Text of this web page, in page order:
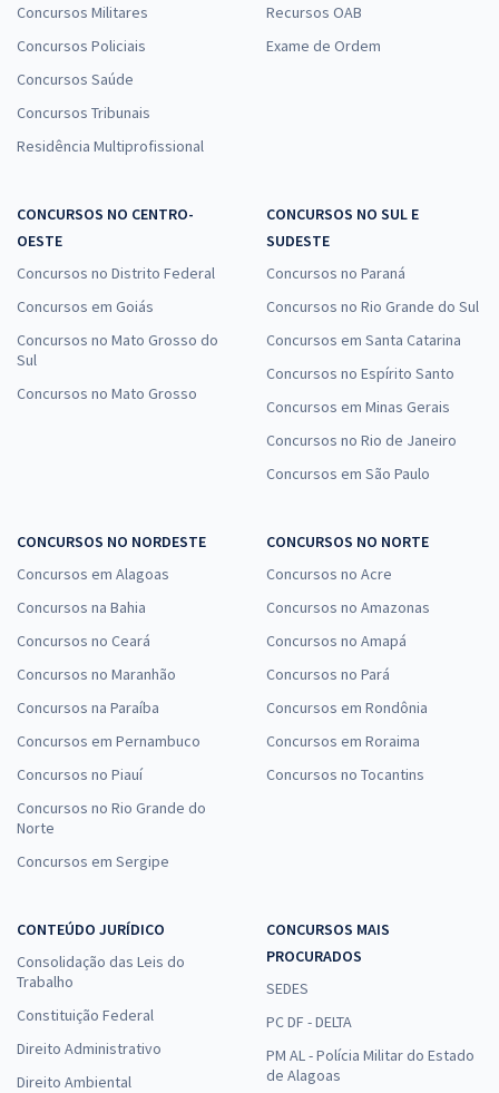
Concursos Militares
Concursos Policiais
Concursos Saúde
Concursos Tribunais
Residência Multiprofissional
Recursos OAB
Exame de Ordem
CONCURSOS NO CENTRO-
OESTE
Concursos no Distrito Federal
Concursos em Goiás
Concursos no Mato Grosso do
Sul
Concursos no Mato Grosso
CONCURSOS NO SUL E
SUDESTE
Concursos no Paraná
Concursos no Rio Grande do Sul
Concursos em Santa Catarina
Concursos no Espírito Santo
Concursos em Minas Gerais
Concursos no Rio de Janeiro
Concursos em São Paulo
CONCURSOS NO NORDESTE
Concursos em Alagoas
Concursos na Bahia
Concursos no Ceará
Concursos no Maranhão
Concursos na Paraíba
Concursos em Pernambuco
Concursos no Piauí
Concursos no Rio Grande do
Norte
Concursos em Sergipe
CONCURSOS NO NORTE
Concursos no Acre
Concursos no Amazonas
Concursos no Amapá
Concursos no Pará
Concursos em Rondônia
Concursos em Roraima
Concursos no Tocantins
CONTEÚDO JURÍDICO
Consolidação das Leis do
Trabalho
Constituição Federal
Direito Administrativo
Direito Ambiental
CONCURSOS MAIS
PROCURADOS
SEDES
PC DF - DELTA
PM AL - Polícia Militar do Estado
de Alagoas